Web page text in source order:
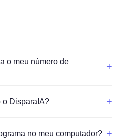
o meu número de
+
o DisparaIA? +
no meu computador? +